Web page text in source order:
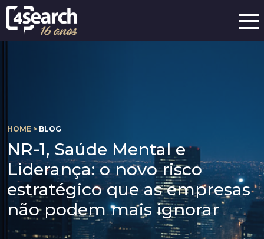
HOME > BLOG
NR-1, Saúde Mental e
Liderança: o novo risco
estratégico que as empresas
não podem mais ignorar